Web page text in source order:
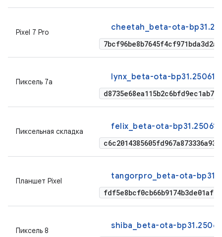
Pixel 7 Pro cheetah_beta-ota-
Пиксель 7а lynx_beta-ota-
Пиксельная складка felix_beta-ota-
Планшет Pixel tangorpro_beta-ota-
Пиксель 8 shiba_beta-ota-